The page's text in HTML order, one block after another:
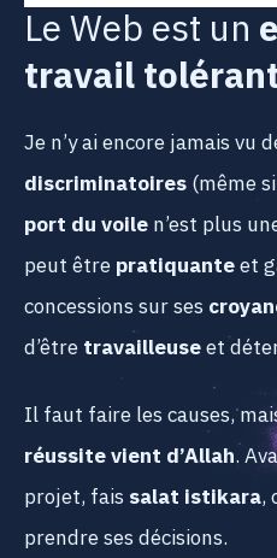
Le Web est un
travail
Je n’y ai encore jamais vu
discriminatoires(même
port du voilen’est plus
peut êtrepratiquanteet
concessions sur ses
d’êtretravailleuseet
Il faut faire les causes,
réussite vient d’Allah.
projet, fais salat istikara,
prendre ses décisions.